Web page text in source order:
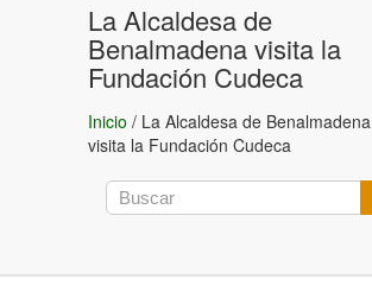
La Alcaldesa de
Benalmadena visita la
Fundación Cudeca
Inicio / La Alcaldesa de Benalmadena
visita la Fundación Cudeca